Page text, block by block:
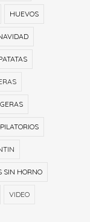
HUEVOS
SIN HORNO
VIDEO